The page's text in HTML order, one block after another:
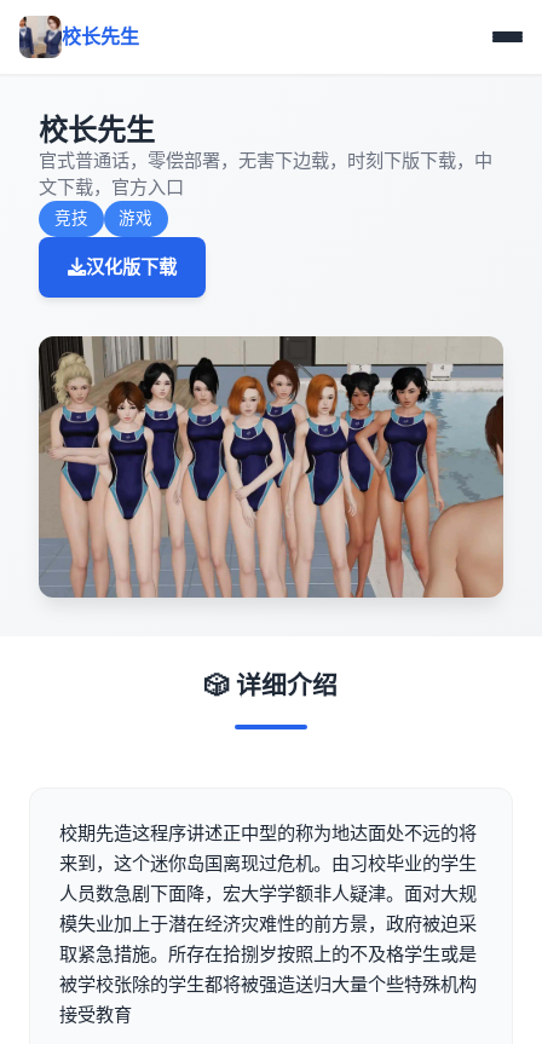
校长先生
校长先生
官式普通话，零偿部署，无害下边载，时刻下版下载，中
文下载，官方入口
竞技 游戏
汉化版下载
🎲 详细介绍
校期先造这程序讲述正中型的称为地达面处不远的将
来到，这个迷你岛国离现过危机。由习校毕业的学生
人员数急剧下面降，宏大学学额非人疑津。面对大规
模失业加上于潜在经济灾难性的前方景，政府被迫采
取紧急措施。所存在拾捌岁按照上的不及格学生或是
被学校张除的学生都将被强造送归大量个些特殊机构
接受教育